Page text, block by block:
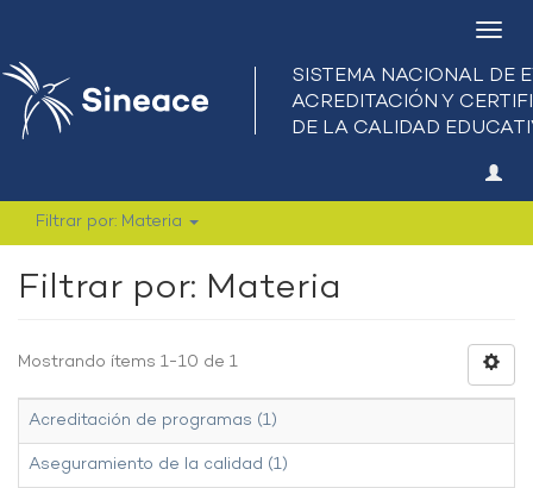
Filtrar por: Materia
Filtrar por: Materia
Mostrando ítems 1-10 de 1
Acreditación de programas (1)
Aseguramiento de la calidad (1)